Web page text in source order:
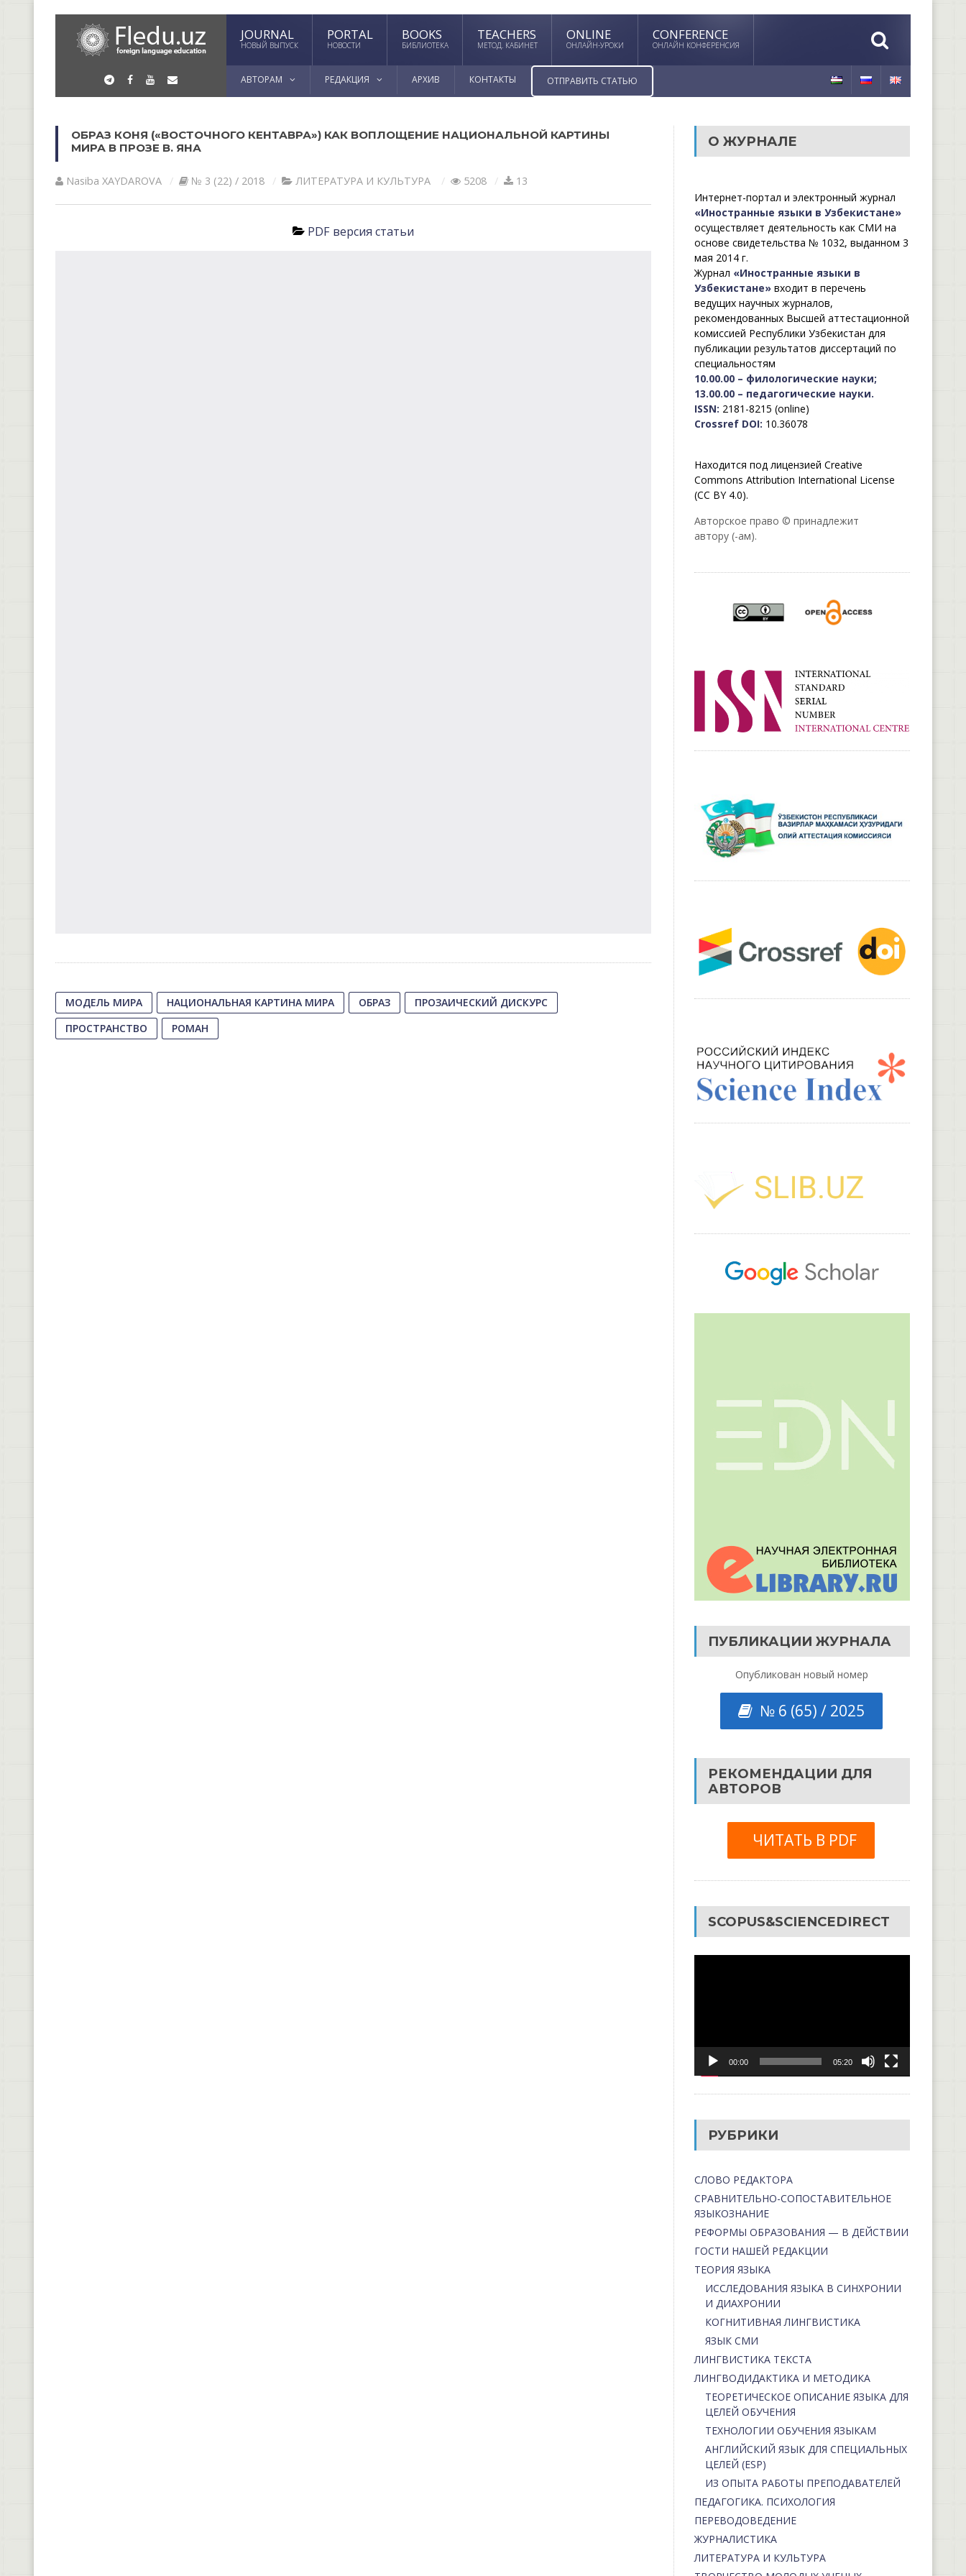
JOURNAL
НОВЫЙ ВЫПУСК
PORTAL
НОВОСТИ
BOOKS
БИБЛИОТЕКА
TEACHERS
МЕТОД. КАБИНЕТ
ONLINE
ОНЛАЙН-УРОКИ
CONFERENCE
ОНЛАЙН КОНФЕРЕНСИЯ
АВТОРАМ РЕДАКЦИЯ АРХИВ КОНТАКТЫ ОТПРАВИТЬ СТАТЬЮ
ОБРАЗ КОНЯ («ВОСТОЧНОГО КЕНТАВРА») КАК ВОПЛОЩЕНИЕ НАЦИОНАЛЬНОЙ КАРТИНЫ
МИРА В ПРОЗЕ В. ЯНА
Nasiba XАYDАROVА № 3 (22) / 2018 ЛИТЕРАТУРА И КУЛЬТУРА 5208 13
PDF версия статьи
МОДЕЛЬ МИРА НАЦИОНАЛЬНАЯ КАРТИНА МИРА ОБРАЗ
ПРОЗАИЧЕСКИЙ ДИСКУРС
ПРОСТРАНСТВО
РОМАН
О ЖУРНАЛЕ
Интернет-портал и электронный журнал
«Иностранные языки в Узбекистане»
осуществляет деятельность как СМИ на
основе свидетельства № 1032, выданном 3
мая 2014 г.
Журнал «Иностранные языки в
Узбекистане»входит в перечень
ведущих научных журналов,
рекомендованных Высшей аттестационной
комиссией Республики Узбекистан для
публикации результатов диссертаций по
специальностям
10.00.00 – филологические науки;
13.00.00 – педагогические науки.
ISSN: 2181-8215 (online)
Crossref DOI: 10.36078
Находится под лицензией Creative
Commons Attribution International License
(CC BY 4.0).
Авторское право © принадлежит
автору (-ам).
ПУБЛИКАЦИИ ЖУРНАЛА
Опубликован новый номер
№ 6 (65) / 2025
РЕКОМЕНДАЦИИ ДЛЯ
АВТОРОВ
ЧИТАТЬ В PDF
SCOPUS&SCIENCEDIRECT
00:00 05:20
РУБРИКИ
СЛОВО РЕДАКТОРА
СРАВНИТЕЛЬНО-СОПОСТАВИТЕЛЬНОЕ
ЯЗЫКОЗНАНИЕ
РЕФОРМЫ ОБРАЗОВАНИЯ — В ДЕЙСТВИИ
ГОСТИ НАШЕЙ РЕДАКЦИИ
ТЕОРИЯ ЯЗЫКА
ИССЛЕДОВАНИЯ ЯЗЫКА В СИНХРОНИИ
И ДИАХРОНИИ
КОГНИТИВНАЯ ЛИНГВИСТИКА
ЯЗЫК СМИ
ЛИНГВИСТИКА ТЕКСТА
ЛИНГВОДИДАКТИКА И МЕТОДИКА
ТЕОРЕТИЧЕСКОЕ ОПИСАНИЕ ЯЗЫКА ДЛЯ
ЦЕЛЕЙ ОБУЧЕНИЯ
ТЕХНОЛОГИИ ОБУЧЕНИЯ ЯЗЫКАМ
АНГЛИЙСКИЙ ЯЗЫК ДЛЯ СПЕЦИАЛЬНЫХ
ЦЕЛЕЙ (ESP)
ИЗ ОПЫТА РАБОТЫ ПРЕПОДАВАТЕЛЕЙ
ПЕДАГОГИКА. ПСИХОЛОГИЯ
ПЕРЕВОДОВЕДЕНИЕ
ЖУРНАЛИСТИКА
ЛИТЕРАТУРА И КУЛЬТУРА